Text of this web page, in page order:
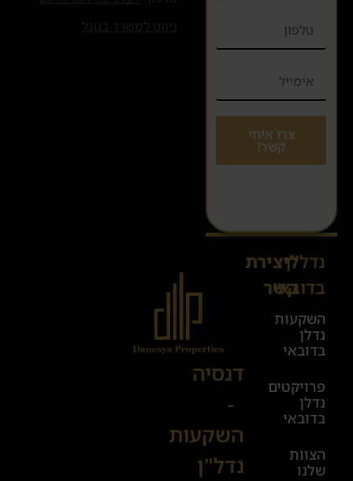
צרו איתי
קשר!
נדל"ן
בדובאי
השקעות
נדלן
בדובאי
פרויקטים
נדלן
בדובאי
הצוות
שלנו
ליצירת
קשר
א׳-ה׳
08:00-
00:00
יום ו׳
08:00-
17:00
Sales@danesya.co.il
דנסיה
-
השקעות
נדל"ן
ניווט למשרד בגוגל